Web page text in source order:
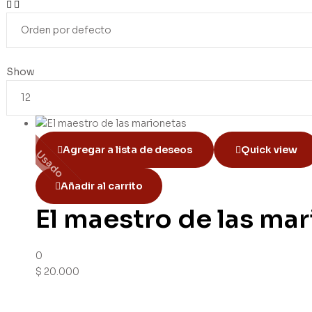
Show
UsadoAgregar a lista de deseos Quick view
Añadir al carrito
El maestro de las
0
$ 20.000